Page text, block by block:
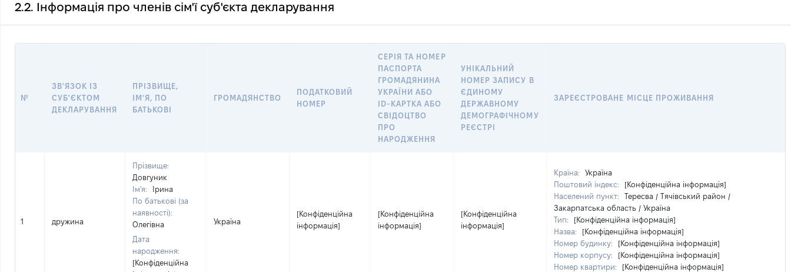
2.2. Інформація про членів сім'ї суб'єкта декларування
№
ЗВ'ЯЗОК ІЗ
СУБ'ЄКТОМ
ДЕКЛАРУВАННЯ
ПРІЗВИЩЕ,
ІМ'Я, ПО
БАТЬКОВІ
ГРОМАДЯНСТВО
ПОДАТКОВИЙ
НОМЕР
СЕРІЯ ТА НОМЕР
ПАСПОРТА
ГРОМАДЯНИНА
УКРАЇНИ АБО
ID-КАРТКА АБО
СВІДОЦТВО
ПРО
НАРОДЖЕННЯ
УНІКАЛЬНИЙ
НОМЕР ЗАПИСУ В
ЄДИНОМУ
ДЕРЖАВНОМУ
ДЕМОГРАФІЧНОМУ
РЕЄСТРІ
ЗАРЕЄСТРОВАНЕ МІСЦЕ ПРОЖИВАННЯ
1 дружина
Прізвище:
Довгуник
Ім'я:
Ірина
По батькові (за
наявності):
Олегівна
Дата
народження:
[Конфіденційна
Україна
[Конфіденційна
інформація]
[Конфіденційна
інформація]
[Конфіденційна
інформація]
Країна:
Україна
Поштовий індекс:
[Конфіденційна інформація]
Населений пункт:
Тересва / Тячівський район /
Закарпатська область / Україна
Тип:
[Конфіденційна інформація]
Назва:
[Конфіденційна інформація]
Номер будинку:
[Конфіденційна інформація]
Номер корпусу:
[Конфіденційна інформація]
Номер квартири:
[Конфіденційна інформація]